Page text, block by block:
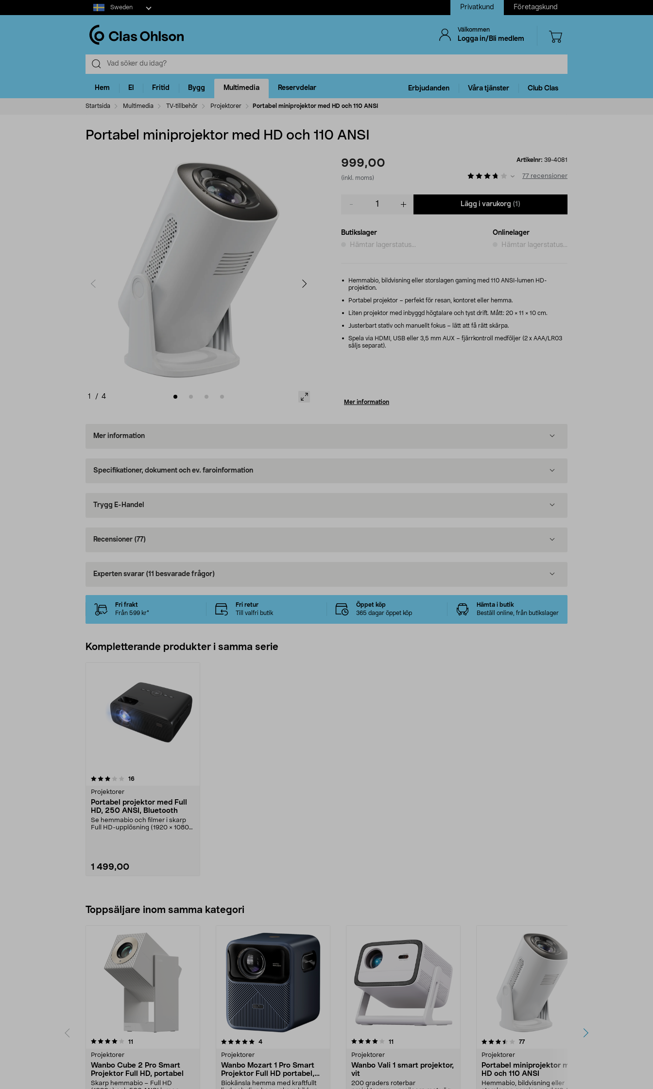
Select
market
Sweden Privatkund Företagskund
Välkommen
Logga in/Bli medlem
Hem El Fritid Bygg Multimedia Reservdelar Erbjudanden Våra tjänster Club Clas
Startsida Multimedia TV-tillbehör Projektorer Portabel miniprojektor med HD och 110 ANSI
Portabel miniprojektor med HD och 110 ANSI
1 / 4
999,00
(inkl. moms)
Artikelnr: 39-4081
77 recensioner
Lägg i varukorg (1)
Butikslager
Hämtar lagerstatus...
Onlinelager
Hämtar lagerstatus...
Hemmabio, bildvisning eller storslagen gaming med 110 ANSI-lumen HD-
projektion.
Portabel projektor – perfekt för resan, kontoret eller hemma.
Liten projektor med inbyggd högtalare och tyst drift. Mått: 20 × 11 × 10 cm.
Justerbart stativ och manuellt fokus – lätt att få rätt skärpa.
Spela via HDMI, USB eller 3,5 mm AUX – fjärrkontroll medföljer (2 x AAA/LR03
säljs separat).
Mer information
Mer information
Specifikationer, dokument och ev. faroinformation
Trygg E-Handel
Recensioner (77)
Experten svarar (11 besvarade frågor)
Fri frakt
Från 599 kr*
Fri retur
Till valfri butik
Öppet köp
365 dagar öppet köp
Hämta i butik
Beställ online, från butikslager
Kompletterande produkter i samma serie
16recensioner
Projektorer
Portabel projektor med Full
HD, 250 ANSI, Bluetooth
Se hemmabio och filmer i skarp
Full HD-upplösning (1920 × 1080).
1 499,00
Toppsäljare inom samma kategori
11
Projektorer
Wanbo Cube 2 Pro Smart
Projektor Full HD, portabel
Skarp hemmabio – Full HD
5.0 av 5 stjärnor 4recensioner
Projektorer
Wanbo Mozart 1 Pro Smart
Projektor Full HD portabel,
2025
Biokänsla hemma med kraftfullt
4.0 av 5 stjärnor 11
Projektorer
Wanbo Vali 1 smart projektor,
vit
200 graders roterbar
3.5 av 5 stjärnor 77recensioner
Projektorer
Portabel miniprojektor med
HD och 110 ANSI
Hemmabio, bildvisning eller
4.5 av 5 stjärnor